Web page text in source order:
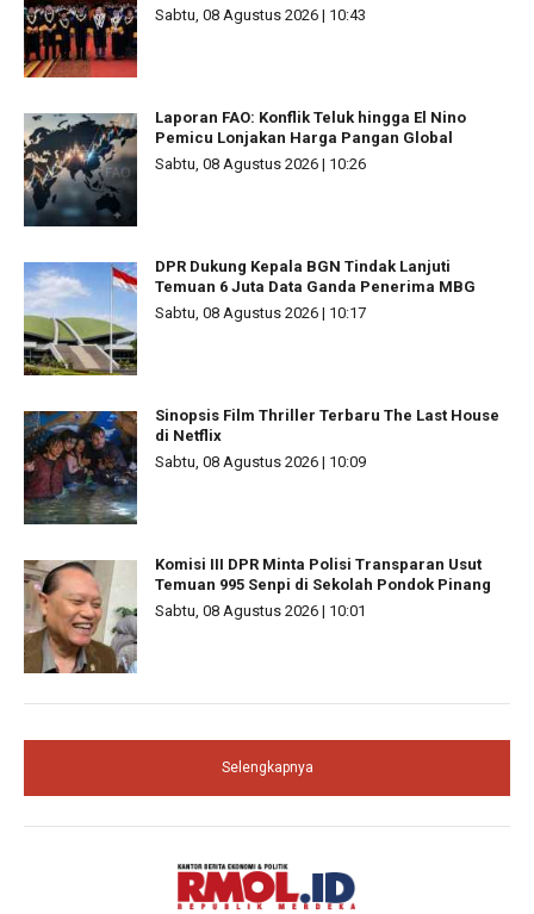
Sabtu, 08 Agustus 2026 | 10:43
Laporan FAO: Konflik Teluk hingga El Nino
Pemicu Lonjakan Harga Pangan Global
Sabtu, 08 Agustus 2026 | 10:26
DPR Dukung Kepala BGN Tindak Lanjuti
Temuan 6 Juta Data Ganda Penerima MBG
Sabtu, 08 Agustus 2026 | 10:17
Sinopsis Film Thriller Terbaru The Last House
di Netflix
Sabtu, 08 Agustus 2026 | 10:09
Komisi III DPR Minta Polisi Transparan Usut
Temuan 995 Senpi di Sekolah Pondok Pinang
Sabtu, 08 Agustus 2026 | 10:01
Selengkapnya